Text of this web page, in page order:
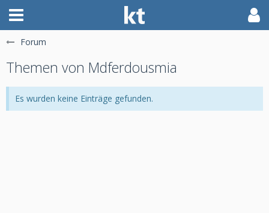
Forum
Themen von Mdferdousmia
Es wurden keine Einträge gefunden.